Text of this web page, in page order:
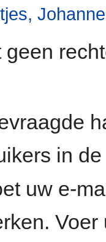
geen
in
uw e-